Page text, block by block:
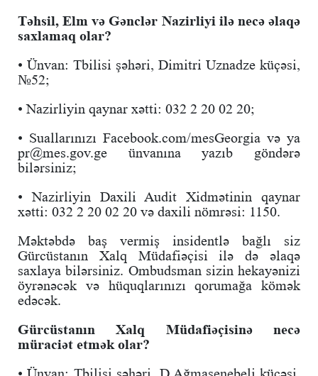
Təhsil, Elm və Gənclər Nazirliyi ilə necə əlaqə
saxlamaq olar?
• Ünvan: Tbilisi şəhəri, Dimitri Uznadze küçəsi,
№52;
• Nazirliyin qaynar xətti: 032 2 20 02 20;
• Suallarınızı Facebook.com/mesGeorgia və ya
pr@mes.gov.ge ünvanına yazıb göndərə
bilərsiniz;
• Nazirliyin Daxili Audit Xidmətinin qaynar
xətti: 032 2 20 02 20 və daxili nömrəsi: 1150.
Məktəbdə baş vermiş insidentlə bağlı siz
Gürcüstanın Xalq Müdafiəçisi ilə də əlaqə
saxlaya bilərsiniz. Ombudsman sizin hekayənizi
öyrənəcək və hüquqlarınızı qorumağa kömək
edəcək.
Gürcüstanın Xalq Müdafiəçisinə necə
müraciət etmək olar?